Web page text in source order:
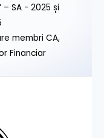
– SA - 2025 și
membri CA,
Financiar